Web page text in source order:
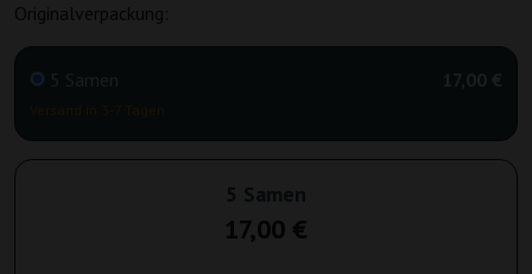
Originalverpackung:
5 Samen
Versand in 3-7 Tagen
17,00 €
5 Samen
17,00 €